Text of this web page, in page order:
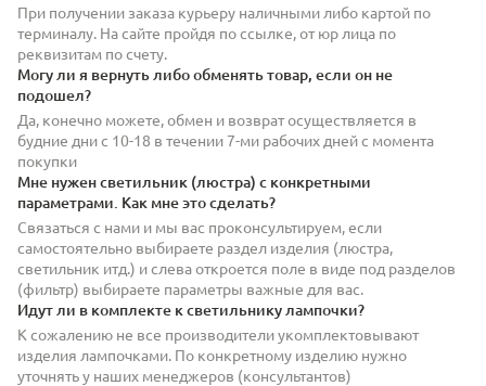
При получении заказа курьеру наличными либо картой по
терминалу. На сайте пройдя по ссылке, от юр лица по
реквизитам по счету.
Могу ли я вернуть либо обменять товар, если он не
подошел?
Да, конечно можете, обмен и возврат осуществляется в
будние дни с 10-18 в течении 7-ми рабочих дней с момента
покупки
Мне нужен светильник (люстра) с конкретными
параметрами. Как мне это сделать?
Связаться с нами и мы вас проконсультируем, если
самостоятельно выбираете раздел изделия (люстра,
светильник итд.) и слева откроется поле в виде под разделов
(фильтр) выбираете параметры важные для вас.
Идут ли в комплекте к светильнику лампочки?
К сожалению не все производители укомплектовывают
изделия лампочками. По конкретному изделию нужно
уточнять у наших менеджеров (консультантов)